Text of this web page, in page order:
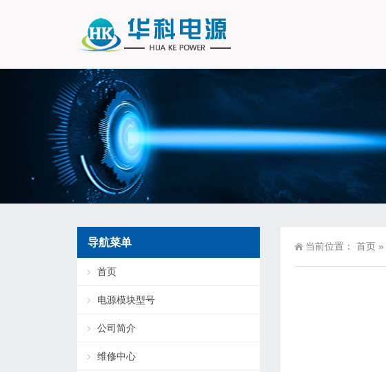
当前位置： 首页 »
导航菜单
首页
电源模块型号
公司简介
维修中心